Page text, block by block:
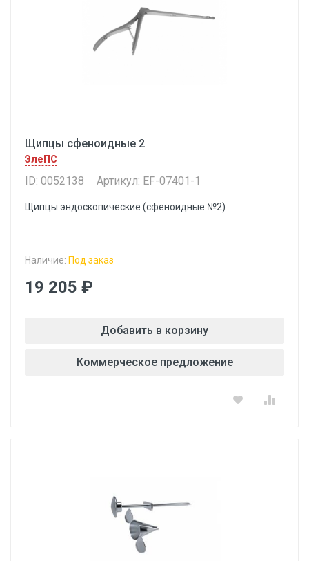
Щипцы сфеноидные 2
ЭлеПС
ID: 0052138 Артикул: EF-07401-1
Щипцы эндоскопические (сфеноидные №2)
Наличие: Под заказ
19 205 ₽
Добавить в корзину
Коммерческое предложение